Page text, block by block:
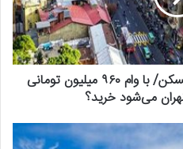
هزینه تکان دهنده خرید وام مسکن/ با وام ۹۶۰ میلیون تومانی
می‌شود خرید؟